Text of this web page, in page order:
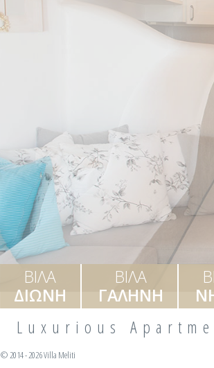
ΒΙΛΑ
ΔΙΩΝΗ
ΒΙΛΑ
ΓΑΛΗΝΗ
Luxurious
© 2014 - 2026 Villa Meliti